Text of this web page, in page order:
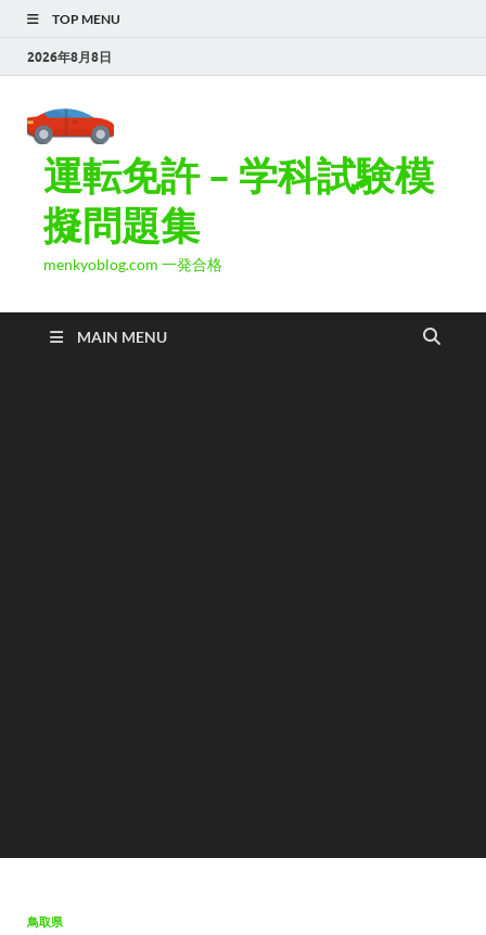
TOP MENU
2026年8月8日
運転免許 – 学科試験模
擬問題集
menkyoblog.com 一発合格
MAIN MENU
鳥取県